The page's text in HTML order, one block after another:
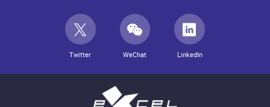
Twitter WeChat LinkedIn